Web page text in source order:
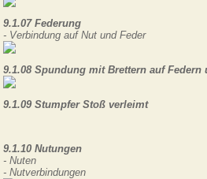
9.1.07 Federung
- Verbindung auf Nut und Feder
9.1.08 Spundung mit Brettern auf Federn
9.1.09 Stumpfer Stoß verleimt
9.1.10 Nutungen
- Nuten
- Nutverbindungen